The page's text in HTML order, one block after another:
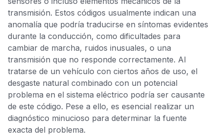
transmisión. Estos códigos usualmente indican una
anomalía que podría traducirse en síntomas evidentes
durante la conducción, como dificultades para
cambiar de marcha, ruidos inusuales, o una
transmisión que no responde correctamente. Al
tratarse de un vehículo con ciertos años de uso, el
desgaste natural combinado con un potencial
problema en el sistema eléctrico podría ser causante
de este código. Pese a ello, es esencial realizar un
diagnóstico minucioso para determinar la fuente
exacta del problema.